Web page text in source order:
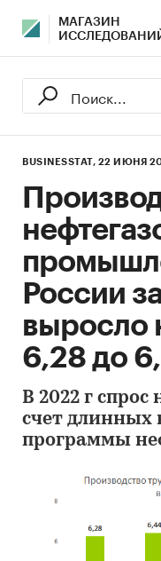
МАГАЗИН
BUSINESSTAT, 22 ИЮНЯ
России
выросло
6,28 до
В 2022 г спрос
счет длинных
программы